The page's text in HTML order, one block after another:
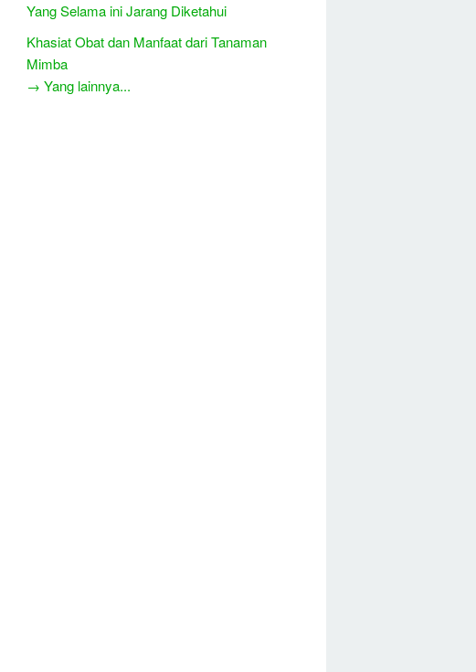
Yang Selama ini Jarang Diketahui
Khasiat Obat dan Manfaat dari Tanaman
Mimba
→ Yang lainnya...